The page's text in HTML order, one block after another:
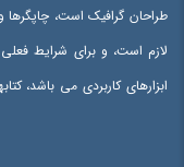
طراحان گرافیک است،
لازم است، و برای شرایط فعلی
ابزارهای کاربردی می باشد،
شناخت فراوان جامعه و